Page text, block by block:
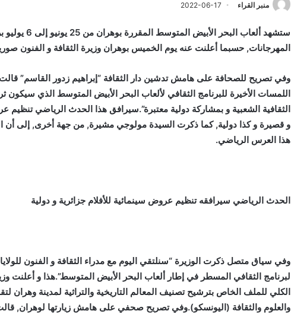
منبر القراء 2022-06-17
ستشهد ألعاب
المهرجانات, حسبما أعلنت عنه يوم الخميس بوهران وزيرة الثقافة و الفنون
وفي تصريح للصحافة على هامش تدشين دار الثقافة “إبراهيم زدور القاسم”
اللمسات الأخيرة للبرنامج الثقافي لألعاب البحر الأبيض المتوسط الذي سيكون
الثقافية الشعبية و بمشاركة دولية معتبرة”.سيرافق هذا الحدث الرياضي تنظيم
و قصيرة و كذا دولية, كما ذكرت السيدة مولوجي مشيرة, من جهة أخرى, إلى أن
هذا العرس الرياضي.
الحدث الرياضي سيرافقه تنظيم عروض سينمائية للأفلام جزائرية و دولية
وفي سياق متصل ذكرت الوزيرة “سنلتقي اليوم مع مدراء الثقافة و الفنون
لبرنامج الثقافي المسطر في إطار ألعاب البحر الأبيض المتوسط”.هذا و أعلنت
الكلي للملف الخاص بترشيح تصنيف المعالم التاريخية والتراثية لمدينة وهران
والعلوم والثقافة (اليونسكو).وفي تصريح صحفي على هامش زيارتها لوهران, قالت